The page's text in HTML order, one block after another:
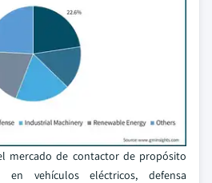
mercado de contactor de propósito
vehículos eléctricos, defensa